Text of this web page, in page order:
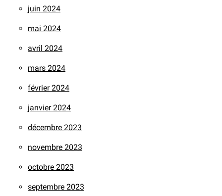
juin 2024
mai 2024
avril 2024
mars 2024
février 2024
janvier 2024
décembre 2023
novembre 2023
octobre 2023
septembre 2023